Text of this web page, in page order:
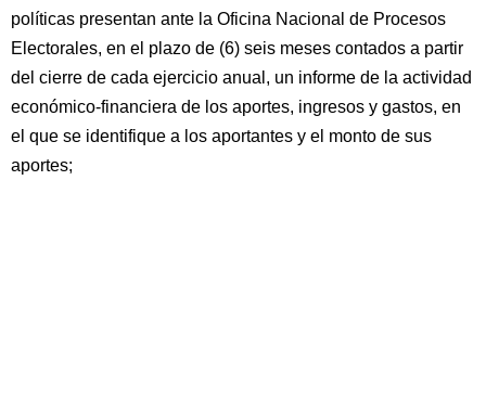
políticas presentan ante la Oficina Nacional de Procesos
Electorales, en el plazo de (6) seis meses contados a partir
del cierre de cada ejercicio anual, un informe de la actividad
económico-financiera de los aportes, ingresos y gastos, en
el que se identifique a los aportantes y el monto de sus
aportes;